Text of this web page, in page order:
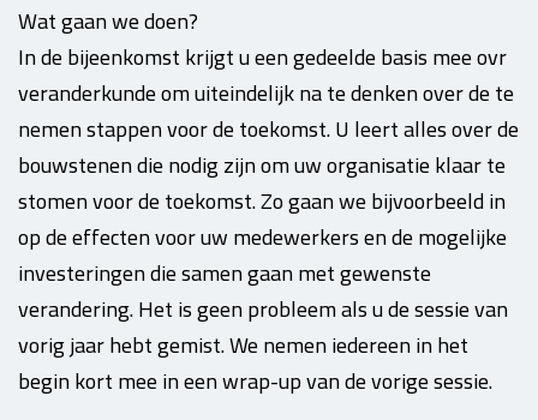
Wat gaan we doen?
In de bijeenkomst krijgt u een gedeelde basis mee ovr
veranderkunde om uiteindelijk na te denken over de te
nemen stappen voor de toekomst. U leert alles over de
bouwstenen die nodig zijn om uw organisatie klaar te
stomen voor de toekomst. Zo gaan we bijvoorbeeld in
op de effecten voor uw medewerkers en de mogelijke
investeringen die samen gaan met gewenste
verandering. Het is geen probleem als u de sessie van
vorig jaar hebt gemist. We nemen iedereen in het
begin kort mee in een wrap-up van de vorige sessie.